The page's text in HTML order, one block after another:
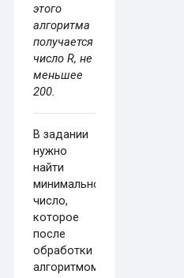
этого
алгоритма
получается
число R, не
меньшее
200.
В задании
нужно
найти
минимальное
число,
которое
после
обработки
алгоритмом